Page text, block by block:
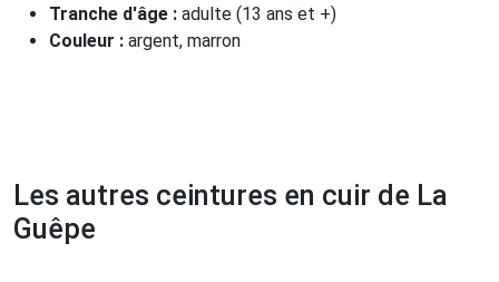
Tranche d'âge : adulte (13 ans et +)
Couleur : argent, marron
Les autres ceintures en cuir de La
Guêpe